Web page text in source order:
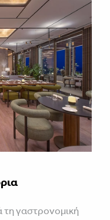
τη γαστρονομική